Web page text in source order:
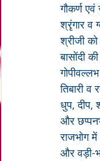
गौकर्ण
श्रृंगार व
श्रीजी
बासोंदी
तिबारी
धुप, दीप,
और
राजभोग
और वड़ी-